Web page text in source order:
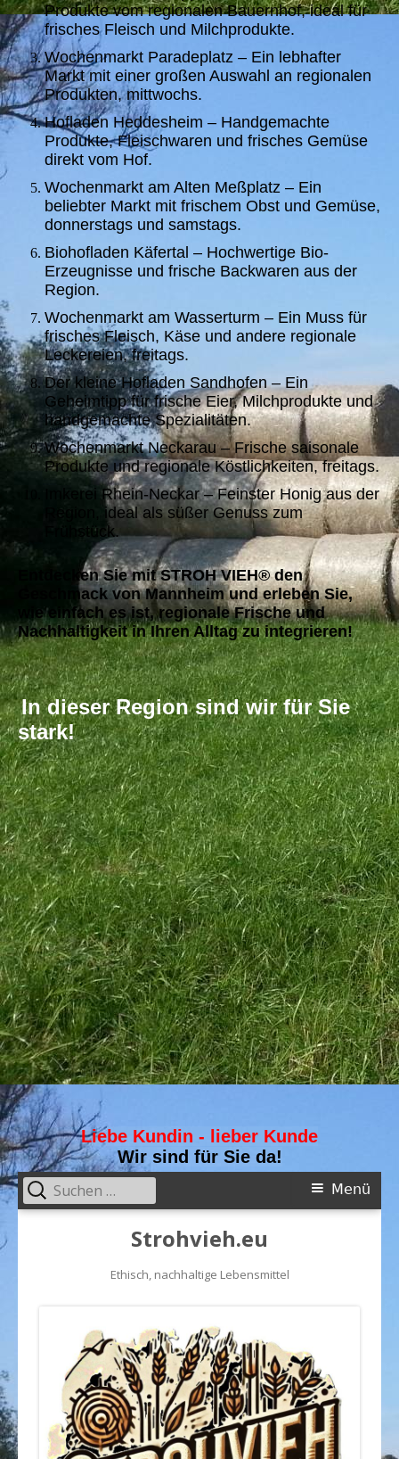
Produkte vom regionalen Bauernhof, ideal für
frisches Fleisch und Milchprodukte.
Wochenmarkt Paradeplatz – Ein lebhafter
Markt mit einer großen Auswahl an regionalen
Produkten, mittwochs.
Hofladen Heddesheim – Handgemachte
Produkte, Fleischwaren und frisches Gemüse
direkt vom Hof.
Wochenmarkt am Alten Meßplatz – Ein
beliebter Markt mit frischem Obst und Gemüse,
donnerstags und samstags.
Biohofladen Käfertal – Hochwertige Bio-
Erzeugnisse und frische Backwaren aus der
Region.
Wochenmarkt am Wasserturm – Ein Muss für
frisches Fleisch, Käse und andere regionale
Leckereien, freitags.
Der kleine Hofladen Sandhofen – Ein
Geheimtipp für frische Eier, Milchprodukte und
handgemachte Spezialitäten.
Wochenmarkt Neckarau – Frische saisonale
Produkte und regionale Köstlichkeiten, freitags.
Imkerei Rhein-Neckar – Feinster Honig aus der
Region, ideal als süßer Genuss zum
Frühstück.
Entdecken Sie mit STROH VIEH® den
Geschmack von Mannheim und erleben Sie,
wie einfach es ist, regionale Frische und
Nachhaltigkeit in Ihren Alltag zu integrieren!
In dieser Region sind wir für Sie
stark!
Liebe Kundin - lieber Kunde
Wir sind für Sie da!